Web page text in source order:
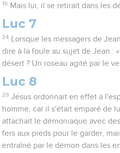
16 Mais lui, il se retirait dans les
Luc 7
24
Lorsque les messagers de
dire à la foule au sujet de Jean :
désert ? Un roseau agité par le
Luc 8
29 Jésus ordonnait en effet à
homme, car il s'était emparé de
attachait le démoniaque avec
fers aux pieds pour le garder,
entraîné par le démon dans les